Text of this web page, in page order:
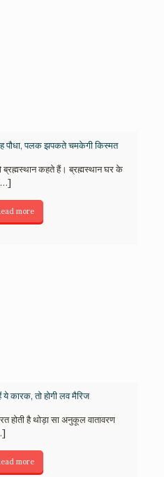
पौधा, पलक झपकते चमकेगी किस्मत
कहते हैं। ब्रह्मस्थान घर के
more
कारक, तो होगी लव मैरिज
होती है थोड़ा सा अनुकूल वातावरण
more